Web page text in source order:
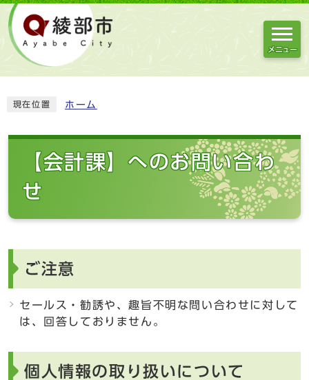
メニュー
現在位置 ホーム
【会計課】へのお問い合わ
せ
ご注意
セールス・勧誘や、趣旨不明な問い合わせに対して
は、回答しておりません。
個人情報の取り扱いについて